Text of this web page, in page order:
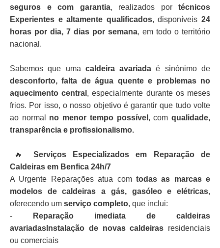
seguros e com garantia, realizados por técnicos
Experientes e altamente qualificados, disponíveis24
horas por dia, 7 dias por semana, em todo o território
nacional.
Sabemos que uma caldeira avariada é sinónimo de
desconforto, falta de água quente e problemas no
aquecimento central , especialmente durante os meses
frios. Por isso, o nosso objetivo é garantir que tudo volte
ao normal no menor tempo possível , comqualidade,
transparência e profissionalismo.
🔥
Serviços Especializados em Reparação de
Caldeiras em Benfica 24h/7
A Urgente Reparações atua com todas as marcas e
modelos de caldeiras a gás, gasóleo e elétricas,
oferecendo um serviço completo, que inclui:
-
Reparação imediata de caldeiras
avariadasInstalação de novas caldeiras residenciais
ou comerciais